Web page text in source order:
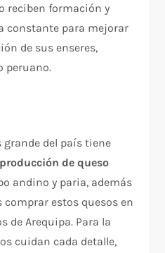
reciben formación y
constante para mejorar
de sus enseres,
peruano.
grande del país tiene
producción de queso
andino y paria, además
comprar estos quesos en
de Arequipa. Para la
cuidan cada detalle,